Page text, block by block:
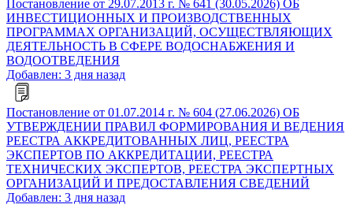
Постановление от 29.07.2013 г. № 641 (30.05.2026) ОБ
ИНВЕСТИЦИОННЫХ И ПРОИЗВОДСТВЕННЫХ
ПРОГРАММАХ ОРГАНИЗАЦИЙ, ОСУЩЕСТВЛЯЮЩИХ
ДЕЯТЕЛЬНОСТЬ В СФЕРЕ ВОДОСНАБЖЕНИЯ И
ВОДООТВЕДЕНИЯ
Добавлен: 3 дня назад
Постановление от 01.07.2014 г. № 604 (27.06.2026) ОБ
УТВЕРЖДЕНИИ ПРАВИЛ ФОРМИРОВАНИЯ И ВЕДЕНИЯ
РЕЕСТРА АККРЕДИТОВАННЫХ ЛИЦ, РЕЕСТРА
ЭКСПЕРТОВ ПО АККРЕДИТАЦИИ, РЕЕСТРА
ТЕХНИЧЕСКИХ ЭКСПЕРТОВ, РЕЕСТРА ЭКСПЕРТНЫХ
ОРГАНИЗАЦИЙ И ПРЕДОСТАВЛЕНИЯ СВЕДЕНИЙ
Добавлен: 3 дня назад